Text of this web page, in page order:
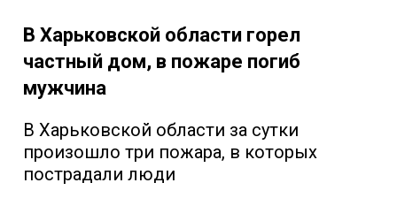
В Харьковской области горел
частный дом, в пожаре погиб
мужчина
В Харьковской области за сутки
произошло три пожара, в которых
пострадали люди